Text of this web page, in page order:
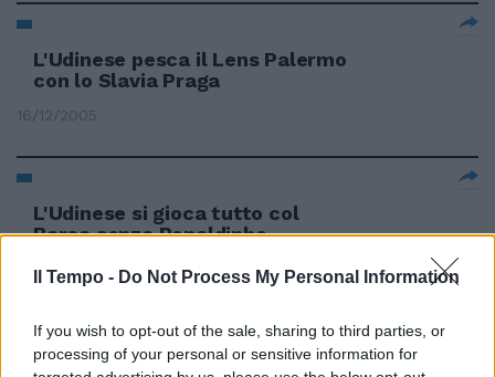
Il Tempo - Do Not Process My Personal Information
If you wish to opt-out of the sale, sharing to third parties, or
processing of your personal or sensitive information for
L'Udinese pesca il Lens Palermo
con lo Slavia Praga
16/12/2005
L'Udinese si gioca tutto col
Barça senza Ronaldinho
06/12/2005
L'Udinese di Cosmi cerca